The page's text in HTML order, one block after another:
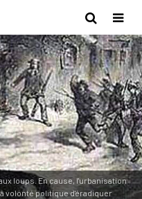
loups. En cause, l'urbanisation
volonté politique d'éradiquer